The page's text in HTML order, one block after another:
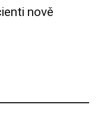
nově